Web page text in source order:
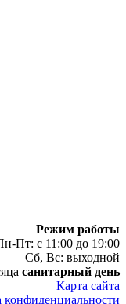
Режим работы
Пт: с 11:00 до 19:00
Сб, Вс: выходной
санитарный день
Карта сайта